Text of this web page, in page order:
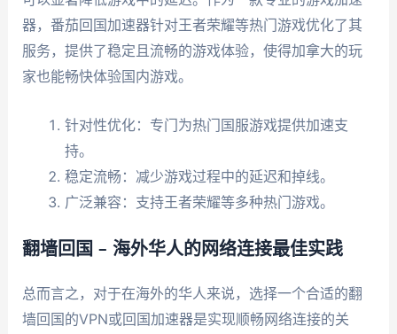
器，番茄回国加速器针对王者荣耀等热门游戏优化了其
服务，提供了稳定且流畅的游戏体验，使得加拿大的玩
家也能畅快体验国内游戏。
针对性优化：专门为热门国服游戏提供加速支
持。
稳定流畅：减少游戏过程中的延迟和掉线。
广泛兼容：支持王者荣耀等多种热门游戏。
翻墙回国 – 海外华人的网络连接最佳实践
总而言之，对于在海外的华人来说，选择一个合适的翻
墙回国的VPN或回国加速器是实现顺畅网络连接的关